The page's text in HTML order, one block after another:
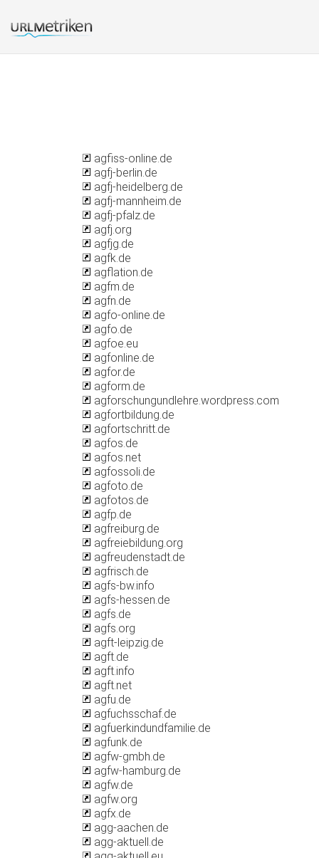
agfiss-online.de
agfj-berlin.de
agfj-heidelberg.de
agfj-mannheim.de
agfj-pfalz.de
agfj.org
agfjg.de
agfk.de
agflation.de
agfm.de
agfn.de
agfo-online.de
agfo.de
agfoe.eu
agfonline.de
agfor.de
agform.de
agforschungundlehre.wordpress.com
agfortbildung.de
agfortschritt.de
agfos.de
agfos.net
agfossoli.de
agfoto.de
agfotos.de
agfp.de
agfreiburg.de
agfreiebildung.org
agfreudenstadt.de
agfrisch.de
agfs-bw.info
agfs-hessen.de
agfs.de
agfs.org
agft-leipzig.de
agft.de
agft.info
agft.net
agfu.de
agfuchsschaf.de
agfuerkindundfamilie.de
agfunk.de
agfw-gmbh.de
agfw-hamburg.de
agfw.de
agfw.org
agfx.de
agg-aachen.de
agg-aktuell.de